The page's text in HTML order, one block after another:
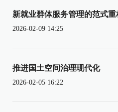
新就业群体服务管理的范式
2026-02-09 14:25
推进国土空间治理现代化
2026-02-05 16:22